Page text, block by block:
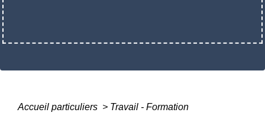
Accueil particuliers > Travail - Formation